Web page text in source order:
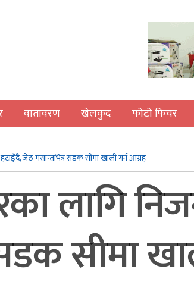
वातावरण खेलकुद फोटो फिचर
जेठ मसान्तभित्र सडक सीमा खाली गर्न आग्रह
लागि
सीमा